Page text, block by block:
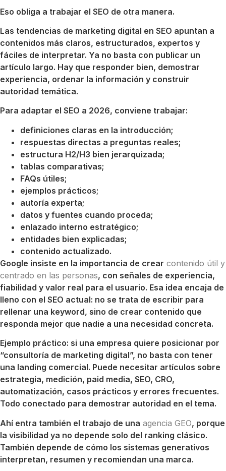
Eso obliga a trabajar el SEO de otra manera.
Las tendencias de marketing digital en SEO apuntan a
contenidos más claros, estructurados, expertos y
fáciles de interpretar. Ya no basta con publicar un
artículo largo. Hay que responder bien, demostrar
experiencia, ordenar la información y construir
autoridad temática.
Para adaptar el SEO a 2026, conviene trabajar:
definiciones claras en la introducción;
respuestas directas a preguntas reales;
estructura H2/H3 bien jerarquizada;
tablas comparativas;
FAQs útiles;
ejemplos prácticos;
autoría experta;
datos y fuentes cuando proceda;
enlazado interno estratégico;
entidades bien explicadas;
contenido actualizado.
Google insiste en la importancia de crear contenido útil y
centrado en las personas, con señales de experiencia,
fiabilidad y valor real para el usuario. Esa idea encaja de
lleno con el SEO actual: no se trata de escribir para
rellenar una keyword, sino de crear contenido que
responda mejor que nadie a una necesidad concreta.
Ejemplo práctico: si una empresa quiere posicionar por
“consultoría de marketing digital”, no basta con tener
una landing comercial. Puede necesitar artículos sobre
estrategia, medición, paid media, SEO, CRO,
automatización, casos prácticos y errores frecuentes.
Todo conectado para demostrar autoridad en el tema.
Ahí entra también el trabajo de una agencia GEO, porque
la visibilidad ya no depende solo del ranking clásico.
También depende de cómo los sistemas generativos
interpretan, resumen y recomiendan una marca.